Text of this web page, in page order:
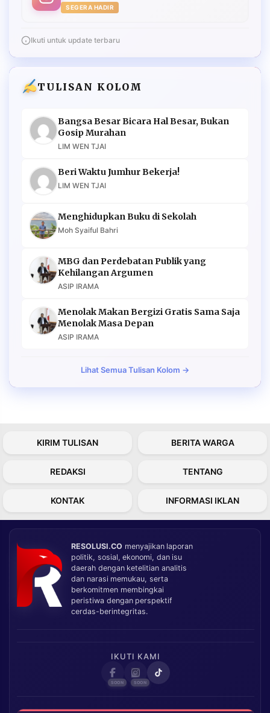
SEGERA HADIR
Ikuti untuk update terbaru
TULISAN KOLOM
Bangsa Besar Bicara Hal Besar, Bukan
Gosip Murahan
LIM WEN TJAI
Beri Waktu Jumhur Bekerja!
LIM WEN TJAI
Menghidupkan Buku di Sekolah
Moh Syaiful Bahri
MBG dan Perdebatan Publik yang
Kehilangan Argumen
ASIP IRAMA
Menolak Makan Bergizi Gratis Sama Saja
Menolak Masa Depan
ASIP IRAMA
Lihat Semua Tulisan Kolom →
KIRIM TULISAN BERITA WARGA
REDAKSI TENTANG
KONTAK INFORMASI IKLAN
RESOLUSI.CO menyajikan laporan
politik, sosial, ekonomi, dan isu
daerah dengan ketelitian analitis
dan narasi memukau, serta
berkomitmen membingkai
peristiwa dengan perspektif
cerdas-berintegritas.
IKUTI KAMI